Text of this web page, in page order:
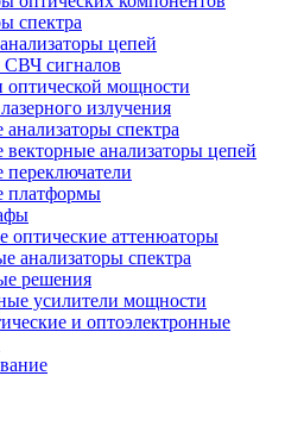
спектра
цепей
СВЧ сигналов
оптической мощности
излучения
спектра
векторные анализаторы цепей
переключатели
платформы
оптические аттенюаторы
анализаторы спектра
решения
усилители мощности
и оптоэлектронные